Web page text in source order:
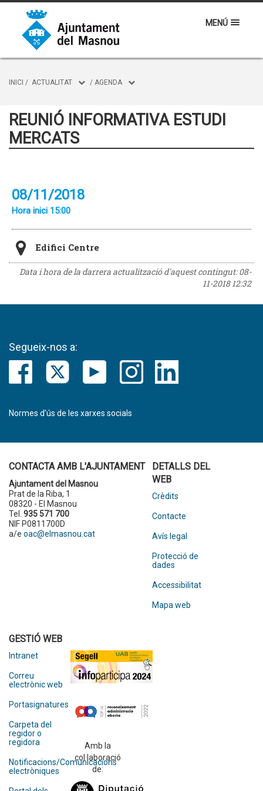
MENÚ
INICI / ACTUALITAT / AGENDA
REUNIÓ INFORMATIVA ESTUDI
MERCATS
08/11/2018
Hora inici 15:00
Edifici Centre
Data i hora de la darrera actualització d'aquest contingut:08-
11-2018 12:32
Segueix-nos a:
Normes d’ús de les xarxes socials
CONTACTA AMB L'AJUNTAMENT
Ajuntament del Masnou
Prat de la Riba, 1
08320 - El Masnou
Tel. 935 571 700
NIF P0811700D
a/e oac@elmasnou.cat
DETALLS DEL
WEB
Crèdits
Contacte
Avís legal
Protecció de
dades
Accessibilitat
Mapa web
GESTIÓ WEB
Intranet
Correu
electrònic web
Portasignatures
Carpeta del
regidor o
regidora
Notificacions/Comunicacions
electròniques
Amb la
col·laboració
de: